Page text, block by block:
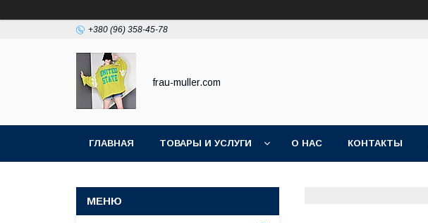
+380 (96) 358-45-78
frau-muller.com
ГЛАВНАЯ ТОВАРЫ И УСЛУГИ О НАС КОНТАКТЫ